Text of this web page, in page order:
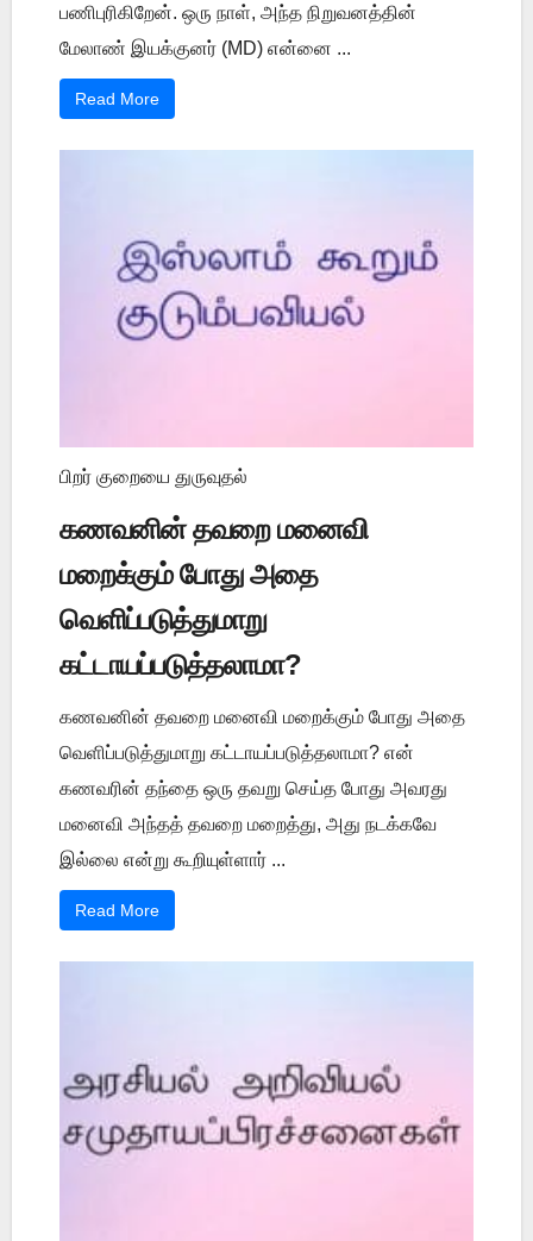
பணிபுரிகிறேன். ஒரு நாள், அந்த நிறுவனத்தின்
மேலாண் இயக்குனர் (MD) என்னை ...
Read More
பிறர் குறையை துருவுதல்
கணவனின் தவறை மனைவி
மறைக்கும் போது அதை
வெளிப்படுத்துமாறு
கட்டாயப்படுத்தலாமா?
கணவனின் தவறை மனைவி மறைக்கும் போது அதை
வெளிப்படுத்துமாறு கட்டாயப்படுத்தலாமா? என்
கணவரின் தந்தை ஒரு தவறு செய்த போது அவரது
மனைவி அந்தத் தவறை மறைத்து, அது நடக்கவே
இல்லை என்று கூறியுள்ளார் ...
Read More